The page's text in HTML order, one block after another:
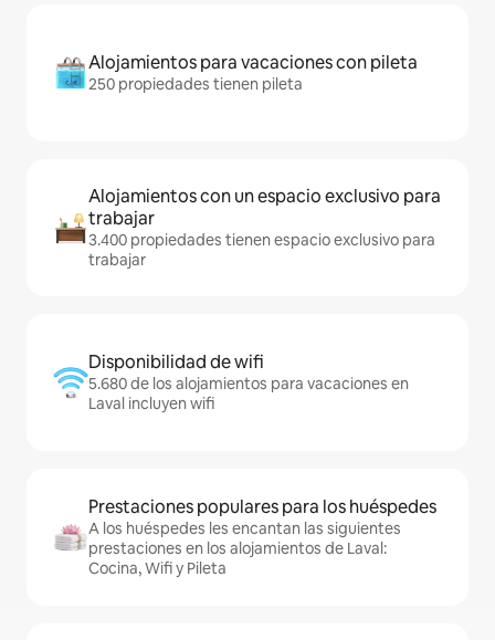
Alojamientos para vacaciones con pileta
250 propiedades tienen pileta
Alojamientos con un espacio exclusivo para
trabajar
3.400 propiedades tienen espacio exclusivo para
trabajar
Disponibilidad de wifi
5.680 de los alojamientos para vacaciones en
Laval incluyen wifi
Prestaciones populares para los huéspedes
A los huéspedes les encantan las siguientes
prestaciones en los alojamientos de Laval:
Cocina, Wifi y Pileta